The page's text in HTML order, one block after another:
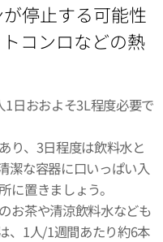
停止する可能性
コンロなどの熱
日おおよそ3L程度必要で
り、3日程度は飲料水と
潔な容器に口いっぱい入
に置きましょう。
お茶や清涼飲料水なども
、1人/1週間あたり約6本